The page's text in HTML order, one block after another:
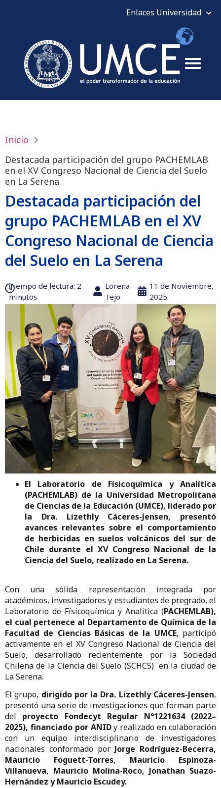
Inicio
Destacada participación del grupo PACHEMLAB
en el XV Congreso Nacional de Ciencia del Suelo
en La Serena
Destacada participación del
grupo PACHEMLAB en el XV
Congreso Nacional de Ciencia
del Suelo en La Serena
Tiempo de lectura:‎ 2
minutos
Lorena
Tejo
11 de Noviembre,
2025
El Laboratorio de Físicoquímica y Analítica
(PACHEMLAB) de la Universidad Metropolitana
de Ciencias de la Educación (UMCE), liderado por
la Dra. Lizethly Cáceres-Jensen, presentó
avances relevantes sobre el comportamiento
de herbicidas en suelos volcánicos del sur de
Chile durante el XV Congreso Nacional de la
Ciencia del Suelo, realizado en La Serena.
Con una sólida representación integrada por
académicos, investigadores y estudiantes de pregrado, el
Laboratorio de Físicoquímica y Analítica (PACHEMLAB),
el cual pertenece al Departamento de Química de la
Facultad de Ciencias Básicas de la UMCE, participó
activamente en el XV Congreso Nacional de Ciencia del
Suelo, desarrollado recientemente por la Sociedad
Chilena de la Ciencia del Suelo (SCHCS) en la ciudad de
La Serena.
El grupo, dirigido por la Dra. Lizethly Cáceres-Jensen,
presentó una serie de investigaciones que forman parte
del proyecto Fondecyt Regular N°1221634 (2022–
2025), financiado por ANIDy realizado en colaboración
con un equipo interdisciplinario de investigadores
nacionales conformado por Jorge Rodríguez-Becerra,
Mauricio Foguett-Torres, Mauricio Espinoza-
Villanueva, Mauricio Molina-Roco, Jonathan Suazo-
Hernández y Mauricio Escudey.